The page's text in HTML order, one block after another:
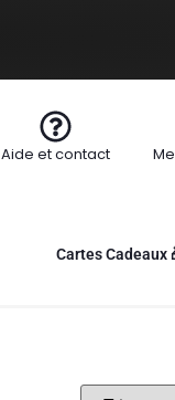
Aide et contact
Cartes Cadeaux